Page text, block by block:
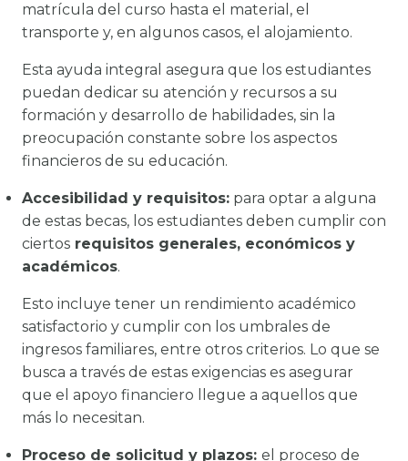
matrícula del curso hasta el material, el
transporte y, en algunos casos, el alojamiento.
Esta ayuda integral asegura que los estudiantes
puedan dedicar su atención y recursos a su
formación y desarrollo de habilidades, sin la
preocupación constante sobre los aspectos
financieros de su educación.
Accesibilidad y requisitos: para optar a alguna
de estas becas, los estudiantes deben cumplir con
ciertos requisitos generales, económicos y
académicos.
Esto incluye tener un rendimiento académico
satisfactorio y cumplir con los umbrales de
ingresos familiares, entre otros criterios. Lo que se
busca a través de estas exigencias es asegurar
que el apoyo financiero llegue a aquellos que
más lo necesitan.
Proceso de solicitud y plazos: el proceso de